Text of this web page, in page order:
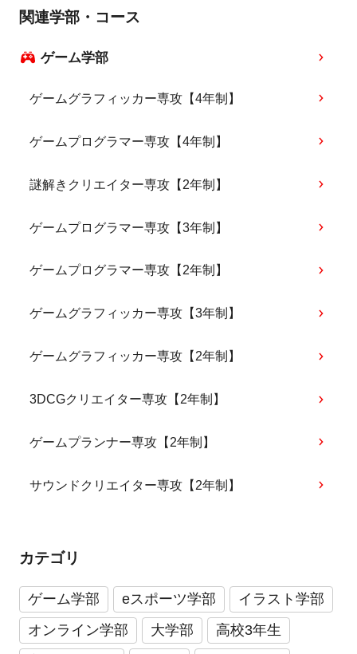
関連学部・コース
ゲーム学部
ゲームグラフィッカー専攻【4年制】
ゲームプログラマー専攻【4年制】
謎解きクリエイター専攻【2年制】
ゲームプログラマー専攻【3年制】
ゲームプログラマー専攻【2年制】
ゲームグラフィッカー専攻【3年制】
ゲームグラフィッカー専攻【2年制】
3DCGクリエイター専攻【2年制】
ゲームプランナー専攻【2年制】
サウンドクリエイター専攻【2年制】
カテゴリ
ゲーム学部 eスポーツ学部
イラスト学部
オンライン学部
大学部
高校3年生